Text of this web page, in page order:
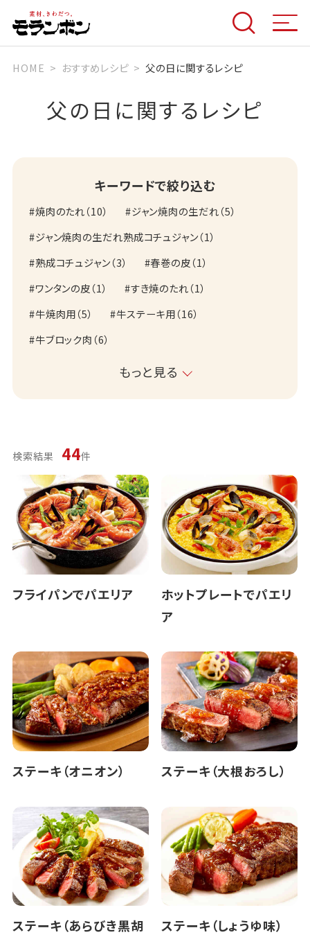
HOME おすすめレシピ 父の日に関するレシピ
父の日に関するレシピ
キーワードで絞り込む
焼肉のたれ（10） ジャン焼肉の生だれ（5）
ジャン焼肉の生だれ熟成コチュジャン（1）
熟成コチュジャン（3） 春巻の皮（1）
ワンタンの皮（1） すき焼のたれ（1）
牛焼肉用（5） 牛ステーキ用（16）
牛ブロック肉 （6）
もっと見る
検索結果 44件
フライパンでパエリア
ホットプレートでパエリ
ア
ステーキ（オニオン） ステーキ（大根おろし）
ステーキ（あらびき黒胡
ステーキ（しょうゆ味）